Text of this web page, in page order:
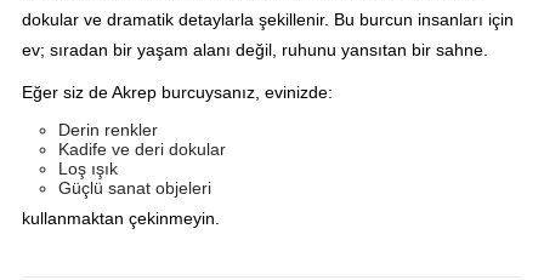
dokular ve dramatik detaylarla şekillenir. Bu burcun insanları için
ev; sıradan bir yaşam alanı değil, ruhunu yansıtan bir sahne.
Eğer siz de Akrep burcuysanız, evinizde:
Derin renkler
Kadife ve deri dokular
Loş ışık
Güçlü sanat objeleri
kullanmaktan çekinmeyin.